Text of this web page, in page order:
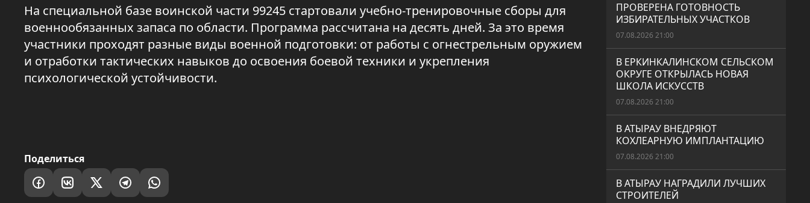
На специальной базе воинской части 99245 стартовали учебно-тренировочные сборы для
военнообязанных запаса по области. Программа рассчитана на десять дней. За это время
участники проходят разные виды военной подготовки: от работы с огнестрельным оружием
и отработки тактических навыков до освоения боевой техники и укрепления
психологической устойчивости.
Поделиться
ПРОВЕРЕНА ГОТОВНОСТЬ
ИЗБИРАТЕЛЬНЫХ УЧАСТКОВ
07.08.2026 21:00
В ЕРКИНКАЛИНСКОМ СЕЛЬСКОМ
ОКРУГЕ ОТКРЫЛАСЬ НОВАЯ
ШКОЛА ИСКУССТВ
07.08.2026 21:00
В АТЫРАУ ВНЕДРЯЮТ
КОХЛЕАРНУЮ ИМПЛАНТАЦИЮ
07.08.2026 21:00
В АТЫРАУ НАГРАДИЛИ ЛУЧШИХ
СТРОИТЕЛЕЙ